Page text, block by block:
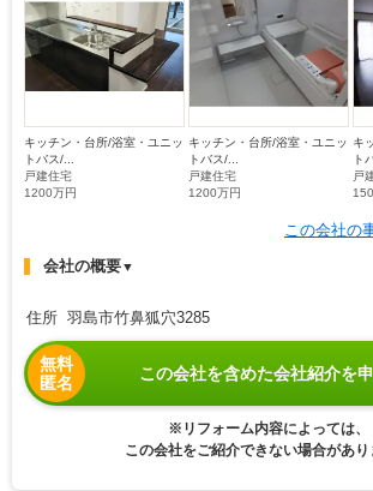
キッチン・台所/浴室・ユニッ
トバス/...
戸建住宅
1200万円
キッチン・台所/浴室・ユニッ
トバス/...
戸建住宅
1200万円
キ
ト
戸
この会社の
会社の概要▼
住所 羽島市竹鼻狐穴3285
無料
匿名
この会社を含めた会社紹介を
※リフォーム内容によっては、
この会社をご紹介できない場合があり